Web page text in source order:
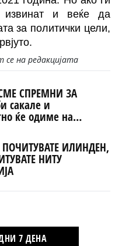
и веќе да
за политички цели,
на редакцијата
СПРЕМНИ ЗА
сакале и
ќе одиме на
ИЛИНДЕН,
НИТУ
7 ДЕНА